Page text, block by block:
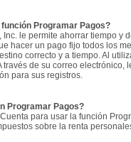
Programar Pagos?
Inc. le permite ahorrar tiempo
hacer un pago fijo todos los
correcto y a tiempo. Al
de su correo
para sus registros.
Programar Pagos?
para usar la función
sobre la renta